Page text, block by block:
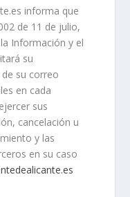
informa que
de 11 de julio,
Información y el
su
su correo
en cada
sus
cancelación u
y las
en su caso